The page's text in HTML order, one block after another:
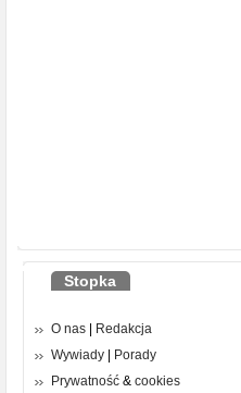
Stopka
O nas
Redakcja
Wywiady
Porady
Prywatność & cookies